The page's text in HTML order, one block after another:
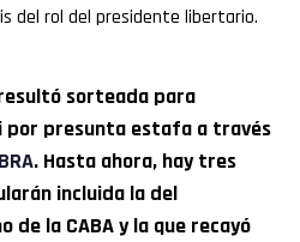
del rol del presidente libertario.
sorteada para
por presunta estafa a través
. Hasta ahora, hay tres
incluida la del
de la CABA y la que recayó